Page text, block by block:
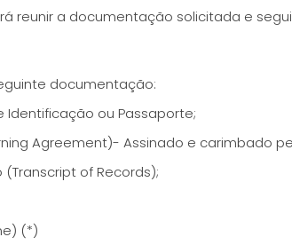
reunir a documentação solicitada e
documentação:
ou Passaporte;
Agreement)- Assinado e carimbado
of Records);
(*)